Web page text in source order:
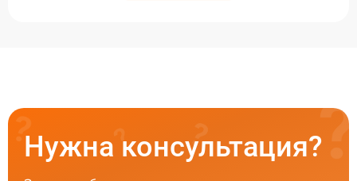
Нужна консультация?